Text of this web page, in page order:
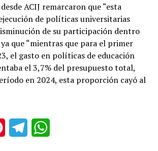
ACIJ remarcaron que “esta
de políticas universitarias
de su participación dentro
que “mientras que para el primer
el gasto en políticas de educación
el 3,7% del presupuesto total,
en 2024, esta proporción cayó al
PinterestTelegram